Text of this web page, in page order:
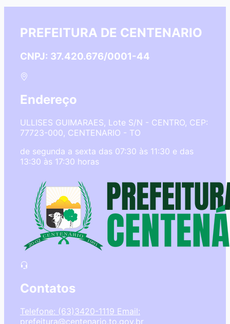
PREFEITURA DE CENTENARIO
CNPJ: 37.420.676/0001-44
Endereço
ULLISES GUIMARAES, Lote S/N - CENTRO, CEP:
77723-000, CENTENARIO - TO
de segunda a sexta das 07:30 às 11:30 e das
13:30 às 17:30 horas
Contatos
Telefone: (63)3420-1119 Email:
prefeitura@centenario.to.gov.br